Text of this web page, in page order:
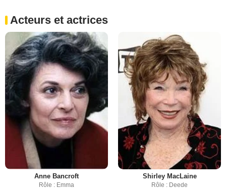
Acteurs et actrices
Anne Bancroft
Rôle : Emma
Shirley MacLaine
Rôle : Deede